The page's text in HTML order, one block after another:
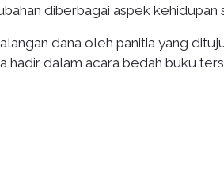
diberbagai aspek kehidupan
dana oleh panitia yang
hadir dalam acara bedah buku